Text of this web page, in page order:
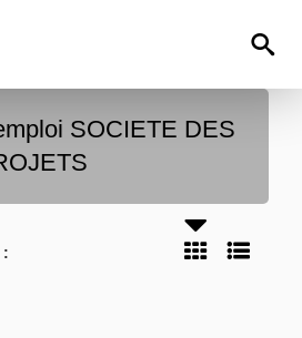
SOCIETE DES
: